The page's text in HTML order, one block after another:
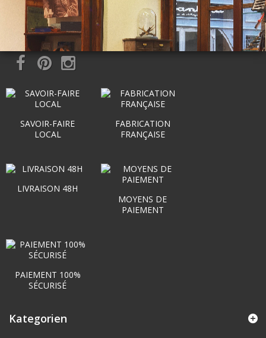
SAVOIR-FAIRE
LOCAL
FABRICATION
FRANÇAISE
LIVRAISON 48H
MOYENS DE
PAIEMENT
PAIEMENT 100%
SÉCURISÉ
Kategorien